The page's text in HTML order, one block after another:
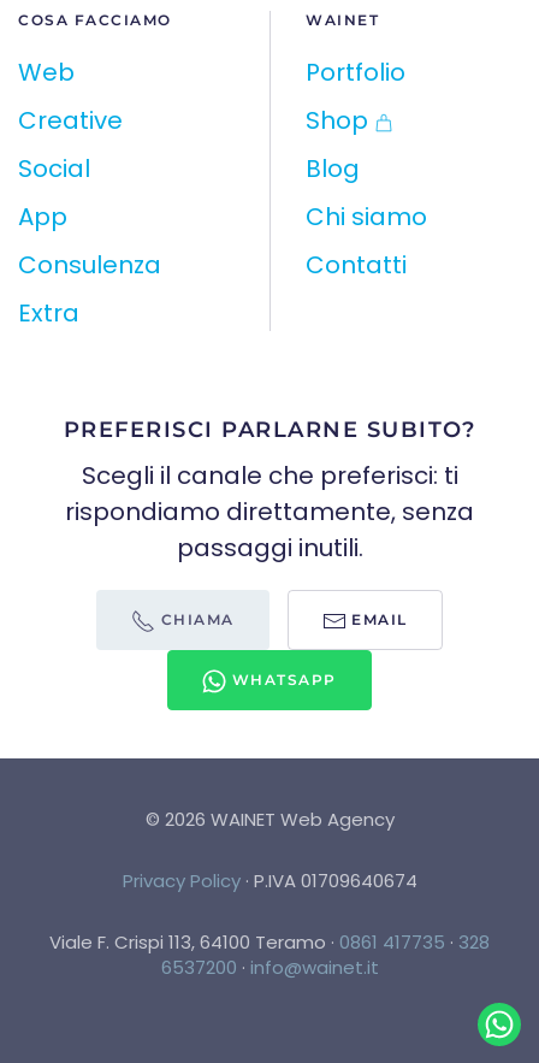
COSA FACCIAMO
Web
Creative
Social
App
Consulenza
Extra
WAINET
Portfolio
Shop
Blog
Chi siamo
Contatti
PREFERISCI PARLARNE SUBITO?
Scegli il canale che preferisci: ti
rispondiamo direttamente, senza
passaggi inutili.
CHIAMA EMAIL
WHATSAPP
© 2026 WAINET Web Agency
Privacy Policy · P.IVA 01709640674
Viale F. Crispi 113, 64100 Teramo · 0861 417735 · 328
6537200 · info@wainet.it